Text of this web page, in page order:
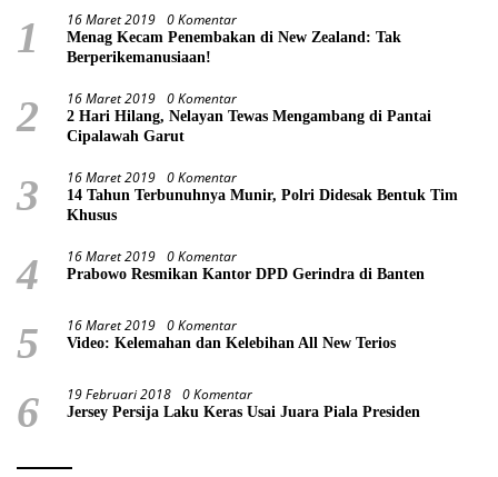
1 16 Maret 2019 0 Komentar
Menag Kecam Penembakan di New Zealand: Tak
Berperikemanusiaan!
2 16 Maret 2019 0 Komentar
2 Hari Hilang, Nelayan Tewas Mengambang di Pantai
Cipalawah Garut
3 16 Maret 2019 0 Komentar
14 Tahun Terbunuhnya Munir, Polri Didesak Bentuk Tim
Khusus
4 16 Maret 2019 0 Komentar
Prabowo Resmikan Kantor DPD Gerindra di Banten
5 16 Maret 2019 0 Komentar
Video: Kelemahan dan Kelebihan All New Terios
6 19 Februari 2018 0 Komentar
Jersey Persija Laku Keras Usai Juara Piala Presiden